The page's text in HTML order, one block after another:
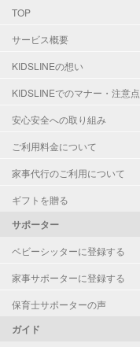
TOP
サービス概要
KIDSLINEの想い
KIDSLINEでのマナー・注意点
安心安全への取り組み
ご利用料金について
家事代行のご利用について
ギフトを贈る
サポーター
ベビーシッターに登録する
家事サポーターに登録する
保育士サポーターの声
ガイド